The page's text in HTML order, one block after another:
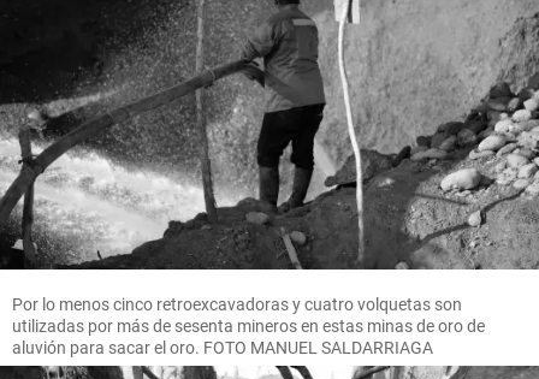
Por lo menos cinco retroexcavadoras y cuatro volquetas son
utilizadas por más de sesenta mineros en estas minas de oro de
aluvión para sacar el oro. FOTO MANUEL SALDARRIAGA